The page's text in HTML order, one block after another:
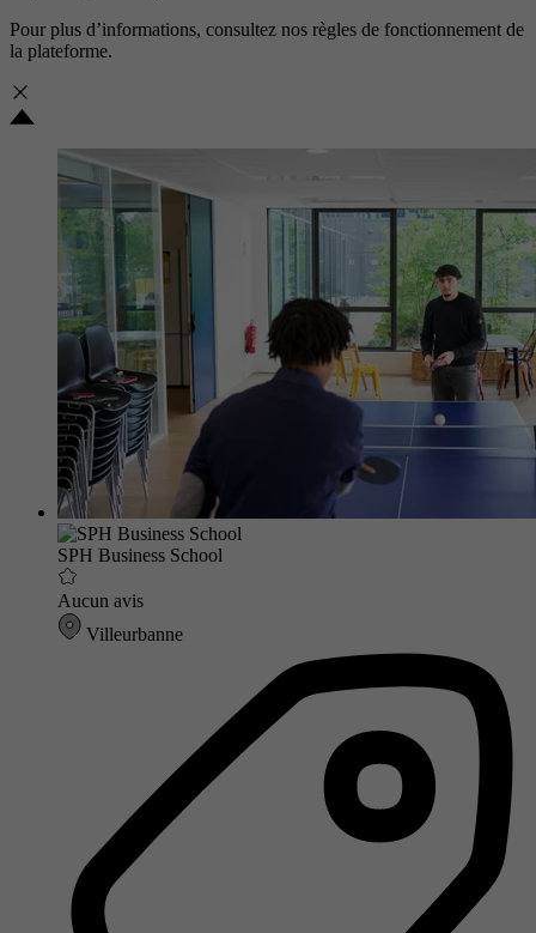
Pour plus d’informations, consultez nos règles de fonctionnement de
la plateforme.
SPH Business School
Aucun avis
Villeurbanne